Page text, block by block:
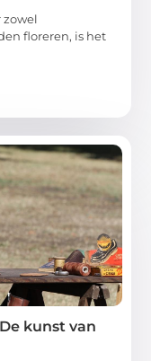
zowel
floreren, is het
kunst van